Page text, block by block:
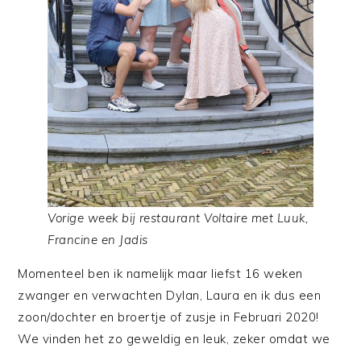
Vorige week bij restaurant Voltaire met Luuk,
Francine en Jadis
Momenteel ben ik namelijk maar liefst 16 weken
zwanger en verwachten Dylan, Laura en ik dus een
zoon/dochter en broertje of zusje in Februari 2020!
We vinden het zo geweldig en leuk, zeker omdat we